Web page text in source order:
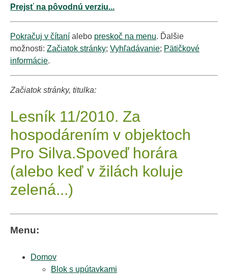
Prejsť na pôvodnú verziu...
Pokračuj v čítaní alebo preskoč na menu. Ďalšie
možnosti: Začiatok stránky; Vyhľadávanie; Pätičkové
informácie.
Začiatok stránky, titulka:
Lesník 11/2010. Za
hospodárením v objektoch
Pro Silva.Spoveď horára
(alebo keď v žilách koluje
zelená...)
Menu:
Domov
Blok s upútavkami